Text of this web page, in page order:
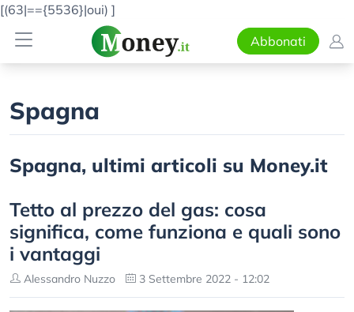
[(63|=={5536}|oui) ]
Abbonati
Spagna
Spagna, ultimi articoli su Money.it
Tetto al prezzo del gas: cosa
significa, come funziona e quali sono
i vantaggi
Alessandro Nuzzo 3 Settembre 2022 - 12:02